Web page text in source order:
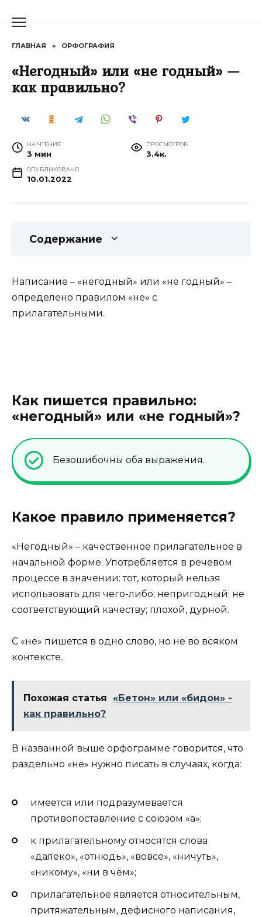
ГЛАВНАЯ » ОРФОГРАФИЯ
«Негодный» или «не годный» —
как правильно?
НА ЧТЕНИЕ
3 мин
ПРОСМОТРОВ
3.4к.
ОПУБЛИКОВАНО
10.01.2022
Содержание
Написание – «негодный» или «не годный» –
определено правилом «не» с
прилагательными.
Как пишется правильно:
«негодный» или «не годный»?
Безошибочны оба выражения.
Какое правило применяется?
«Негодный» – качественное прилагательное в
начальной форме. Употребляется в речевом
процессе в значении: тот, который нельзя
использовать для чего-либо; непригодный; не
соответствующий качеству; плохой, дурной.
С «не» пишется в одно слово, но не во всяком
контексте.
Похожая статья
«Бетон» или «бидон» -
как правильно?
В названной выше орфограмме говорится, что
раздельно «не» нужно писать в случаях, когда:
имеется или подразумевается
противопоставление с союзом «а»;
к прилагательному относятся слова
«далеко», «отнюдь», «вовсе», «ничуть»,
«никому», «ни в чём»;
прилагательное является относительным,
притяжательным, дефисного написания,